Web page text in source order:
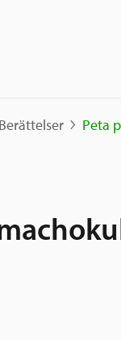
världen
Berättelser Peta